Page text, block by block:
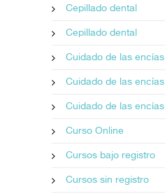
Cepillado dental
Cepillado dental
Cuidado de las encías
Cuidado de las encías
Cuidado de las encías
Curso Online
Cursos bajo registro
Cursos sin registro